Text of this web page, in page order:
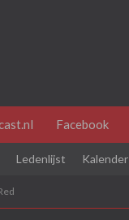
Facebook
Ledenlijst Kalender